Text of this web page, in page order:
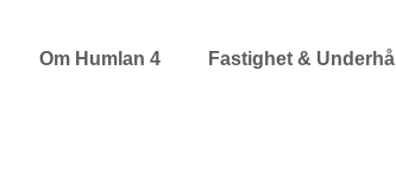
Om Humlan 4 Fastighet & Underhåll